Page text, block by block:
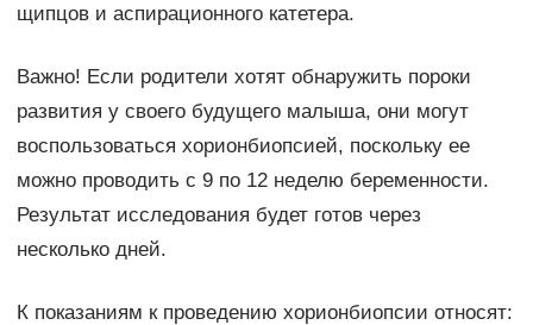
щипцов и аспирационного катетера.
Важно! Если родители хотят обнаружить пороки
развития у своего будущего малыша, они могут
воспользоваться хорионбиопсией, поскольку ее
можно проводить с 9 по 12 неделю беременности.
Результат исследования будет готов через
несколько дней.
К показаниям к проведению хорионбиопсии относят: